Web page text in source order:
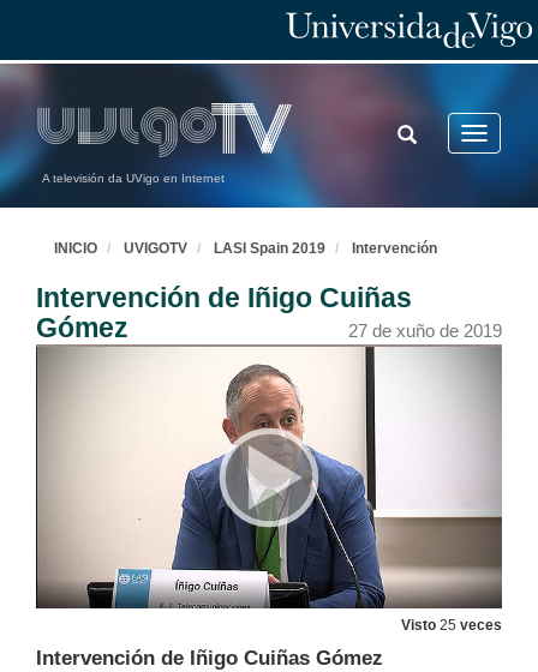
A televisión da UVigo en Internet
Toggle
TOGGLE
SEARCH
INICIO UVIGOTV LASI Spain 2019 Intervención
Intervención de Iñigo Cuiñas
Gómez
27 de xuño de 2019
Visto 25 veces
Intervención de Iñigo Cuiñas Gómez